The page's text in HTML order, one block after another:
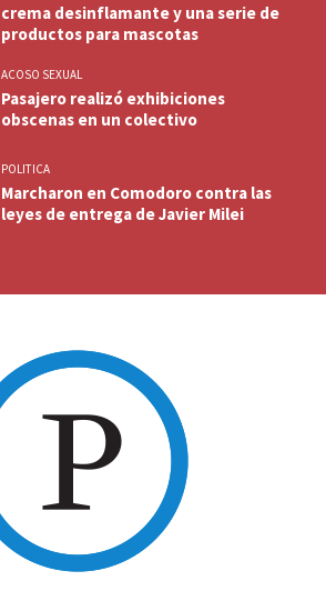
crema desinflamante y una serie de
productos para mascotas
ACOSO SEXUAL
Pasajero realizó exhibiciones
obscenas en un colectivo
POLITICA
Marcharon en Comodoro contra las
leyes de entrega de Javier Milei